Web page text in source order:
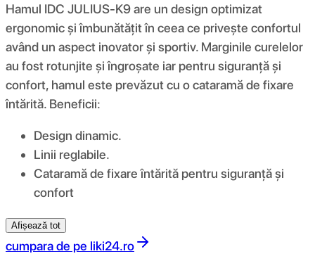
Hamul IDC JULIUS-K9 are un design optimizat
ergonomic și îmbunătățit în ceea ce privește confortul
având un aspect inovator și sportiv. Marginile curelelor
au fost rotunjite și îngroșate iar pentru siguranță și
confort, hamul este prevăzut cu o cataramă de fixare
întărită. Beneficii:
Design dinamic.
Linii reglabile.
Cataramă de fixare întărită pentru siguranță și
confort
Afișează tot
cumpara de pe liki24.ro